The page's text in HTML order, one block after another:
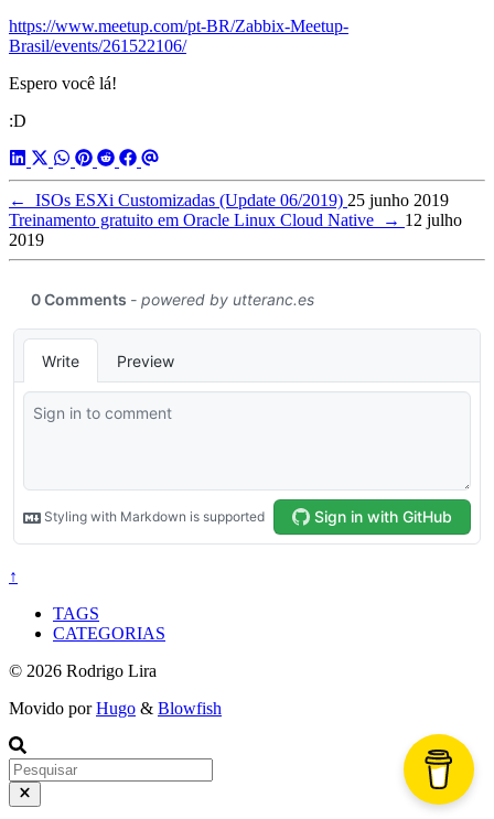
https://www.meetup.com/pt-BR/Zabbix-Meetup-
Brasil/events/261522106/
Espero você lá!
:D
← ISOs ESXi Customizadas (Update 06/2019) 25 junho 2019
Treinamento gratuito em Oracle Linux Cloud Native
→ 12 julho
2019
↑
TAGS
CATEGORIAS
© 2026 Rodrigo Lira
Movido porHugo & Blowfish